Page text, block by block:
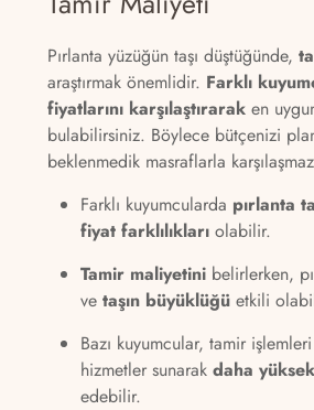
Pırlanta yüzüğün taşı düştüğünde,
araştırmak önemlidir. Farklı
fiyatlarını karşılaştırarak en
bulabilirsiniz. Böylece bütçenizi
beklenmedik masraflarla
Farklı kuyumcularda pırlanta
fiyat farklılıkları olabilir.
Tamir maliyetini belirlerken,
ve taşın büyüklüğü etkili
Bazı kuyumcular, tamir
hizmetler sunarak daha
edebilir.